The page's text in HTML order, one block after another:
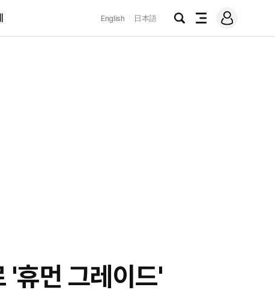
English 日本語
검
전
메
그
'휴먼 그레이드'